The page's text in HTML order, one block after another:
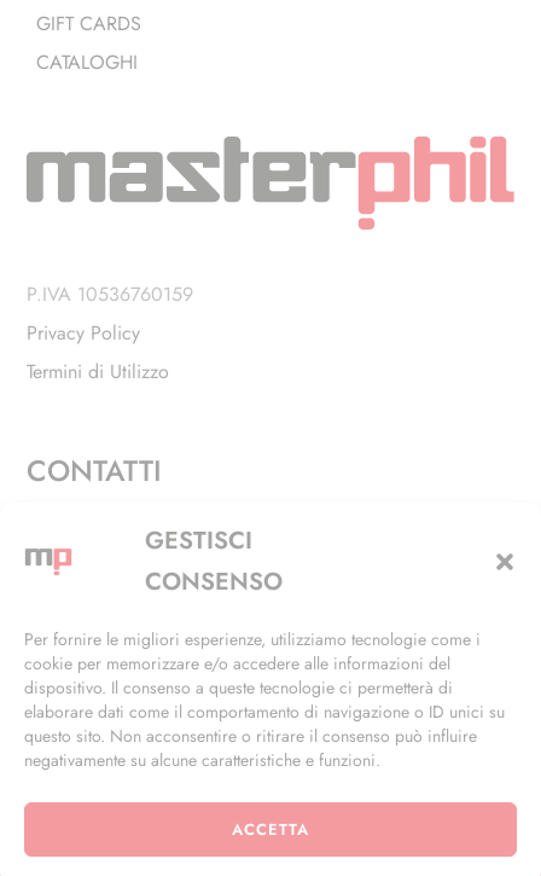
GESTISCI
CONSENSO
Per fornire le migliori esperienze, utilizziamo tecnologie come i
cookie per memorizzare e/o accedere alle informazioni del
dispositivo. Il consenso a queste tecnologie ci permetterà di
elaborare dati come il comportamento di navigazione o ID unici su
questo sito. Non acconsentire o ritirare il consenso può influire
negativamente su alcune caratteristiche e funzioni.
ACCETTA
GIFT CARDS
CATALOGHI
P.IVA 10536760159
Privacy Policy
Termini di Utilizzo
CONTATTI
Via Alfieri, 27 - Trezzano Sul Naviglio (MI)
+39 02 4846 3155
info@masterphil.it